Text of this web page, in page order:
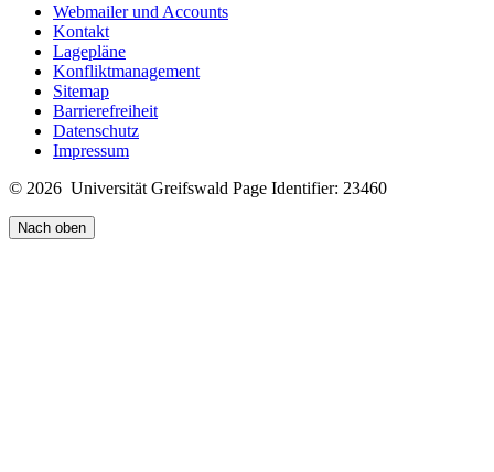
Webmailer und Accounts
Kontakt
Lagepläne
Konfliktmanagement
Sitemap
Barrierefreiheit
Datenschutz
Impressum
© 2026 Universität Greifswald Page Identifier: 23460
Nach oben